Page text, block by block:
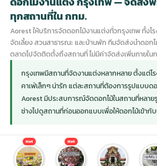
จัดดอกไม้หน้ารูป
จัดดอกไม้หน้าโลง
ดอกไม้ศพ
ดอกไม้งานศพ ส่งด่วน
ดอกไม้งานศพ กรุงเทพ
พวงหรีดพระราม 2
พวงหรีด ปากคลองตลาด
พวงหรีดราคาถูก
พวงหรีดดอกไม้สด
พวงหรีดดอกไม้สด ราคาถูก
มรุ กรุงเทพ
ม้หน้าเมรุ
มรุ ราคาถูก
ม้หน้าเมรุ
ระดับเมรุ
ไม้งานแต่ง แบบสวยๆ
ร้านพวงหรีดพัดลม
พวงหรีดพัดลม ปากคลองตลาด
พวงหรีดพัดลม แบบสวยๆ
จัดงานศพ วัด
ขั้นตอนจัดงานศพ
จัดงานศพ ราคาถูก
ทุกสถานที่ใน กทม.
Aorest ให้บริการจัดดอกไม้งานแต่งทั่วกรุงเทพ ทั้งโ
จัดเลี้ยง สวนสาธารณะ และบ้านพัก ทีมจัดส่งนำดอก
ตลาดไปจัดติดตั้งถึงสถานที่ ไม่มีค่าจัดส่งเพิ่มภายใน
กรุงเทพมีสถานที่จัดงานแต่งหลากหลาย ตั้งแต่โ
คาเฟ่เล็กๆ น่ารัก แต่ละสถานที่ต้องการรูปแบบ
Aorest มีประสบการณ์จัดดอกไม้ในสถานที่หลา
ช่างไปดูสถานที่ก่อนออกแบบเพื่อให้ดอกไม้เข้ากั
Hot Hot